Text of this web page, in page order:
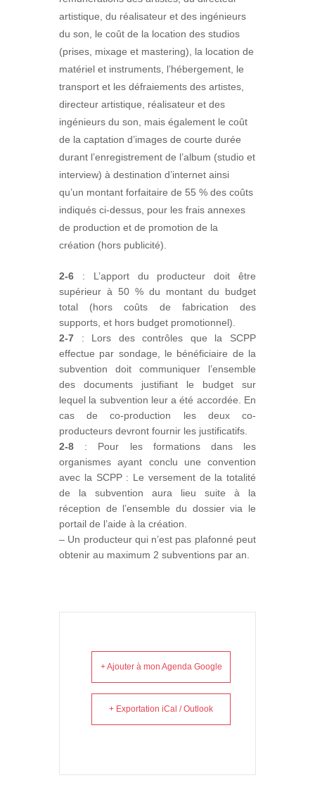
artistique, du réalisateur et des ingénieurs
du son, le coût de la location des studios
(prises, mixage et mastering), la location de
matériel et instruments, l’hébergement, le
transport et les défraiements des artistes,
directeur artistique, réalisateur et des
ingénieurs du son, mais également le coût
de la captation d’images de courte durée
durant l’enregistrement de l’album (studio et
interview) à destination d’internet ainsi
qu’un montant forfaitaire de 55 % des coûts
indiqués ci-dessus, pour les frais annexes
de production et de promotion de la
création (hors publicité).
2-6 : L’apport du producteur doit être
supérieur à 50 % du montant du budget
total (hors coûts de fabrication des
supports, et hors budget promotionnel).
2-7 : Lors des contrôles que la SCPP
effectue par sondage, le bénéficiaire de la
subvention doit communiquer l’ensemble
des documents justifiant le budget sur
lequel la subvention leur a été accordée. En
cas de co-production les deux co-
producteurs devront fournir les justificatifs.
2-8 : Pour les formations dans les
organismes ayant conclu une convention
avec la SCPP : Le versement de la totalité
de la subvention aura lieu suite à la
réception de l’ensemble du dossier via le
portail de l’aide à la création.
– Un producteur qui n’est pas plafonné peut
obtenir au maximum 2 subventions par an.
+ Ajouter à mon Agenda Google
+ Exportation iCal / Outlook